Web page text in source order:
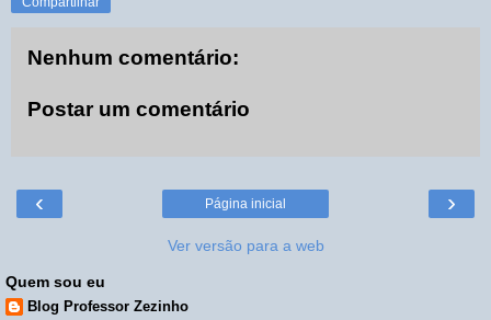
Nenhum comentário:
Postar um comentário
‹ ›
Página inicial
Ver versão para a web
Quem sou eu
Blog Professor Zezinho